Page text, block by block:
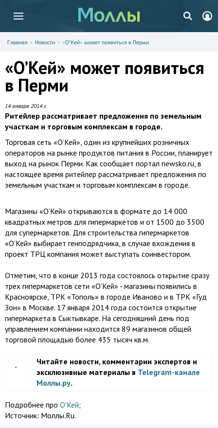
Главная Новости «О’Кей» может появиться в Перми
«О’Кей» может появиться
в Перми
14 января 2014 г.
Ритейлер рассматривает предложения по земельным
участкам и торговым комплексам в городе.
Торговая сеть «О’Кей», один из крупнейших розничных
операторов на рынке продуктов питания в России, планирует
выход на рынок Перми. Как сообщает портал newsko.ru, в
настоящее время ритейлер рассматривает предложения по
земельным участкам и торговым комплексам в городе.
Магазины «О’Кей» открываются в формате до 14 000
квадратных метров для гипермаркетов и от 1500 до 3500
для супермаркетов. Для строительства гипермаркетов
«О’Кей» выбирает генподрядчика, в случае вхождения в
проект ТРЦ компания может выступать соинвестором.
Отметим, что в конце 2013 года состоялось открытие сразу
трех гипермаркетов сети «О’Кей» - магазины появились в
Красноярске, ТРК «Тополь» в городе Иваново и в ТРК «Гуд
Зон» в Москве. 17 января 2014 года состоится открытие
гипермаркета в Сыктывкаре. На сегодняшний день под
управлением компании находится 89 магазинов общей
торговой площадью более 435 тысяч кв.м.
Читайте новости, комментарии экспертов и
эксклюзивные материалы в Telegram-канале
Моллы.ру.
Подробнее про О'Кей;
Источник: Моллы.Ru.